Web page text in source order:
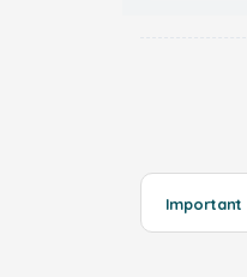
Important